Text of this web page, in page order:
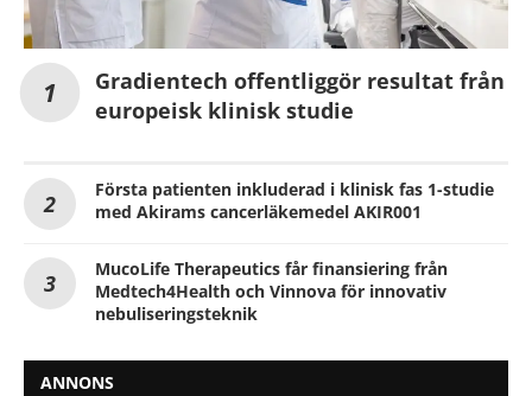
Gradientech offentliggör resultat från
europeisk klinisk studie
Första patienten inkluderad i klinisk fas 1-studie
med Akirams cancerläkemedel AKIR001
MucoLife Therapeutics får finansiering från
Medtech4Health och Vinnova för innovativ
nebuliseringsteknik
ANNONS